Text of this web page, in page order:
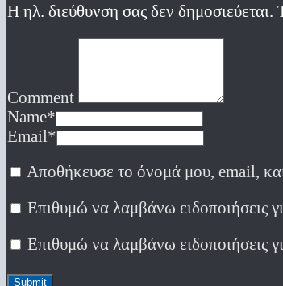
Η ηλ. διεύθυνση σας δεν δημοσιεύεται.
Comment
Name*
Email*
Αποθήκευσε το όνομά μου, email,
Επιθυμώ να λαμβάνω ειδοποιήσεις
Επιθυμώ να λαμβάνω ειδοποιήσεις